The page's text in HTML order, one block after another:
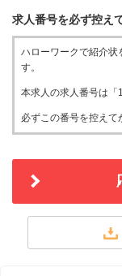
求人番号を必ず控え
ハローワークで紹介状
す。
本求人の求人番号は「
必ずこの番号を控えて